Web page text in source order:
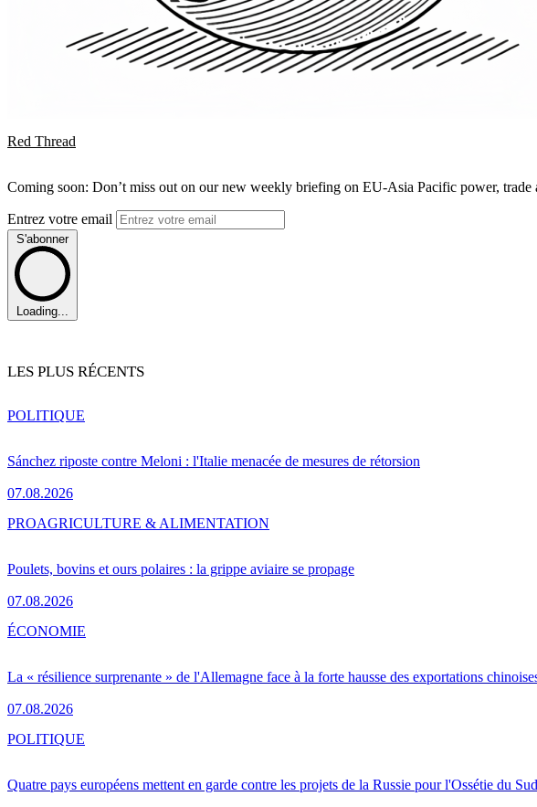
Red Thread
Coming soon: Don’t miss out on our new weekly briefing on EU-Asia Pacific power, trade
Entrez votre email
S'abonner
Loading...
LES PLUS RÉCENTS
Sánchez riposte contre Meloni : l'Italie menacée de mesures de rétorsion
07.08.2026
POLITIQUE
Poulets, bovins et ours polaires : la grippe aviaire se propage
07.08.2026
PROAGRICULTURE & ALIMENTATION
La « résilience surprenante » de l'Allemagne face à la forte hausse des exportations
07.08.2026
ÉCONOMIE
Quatre pays européens mettent en garde contre les projets de la Russie pour l'Ossétie du Sud
POLITIQUE